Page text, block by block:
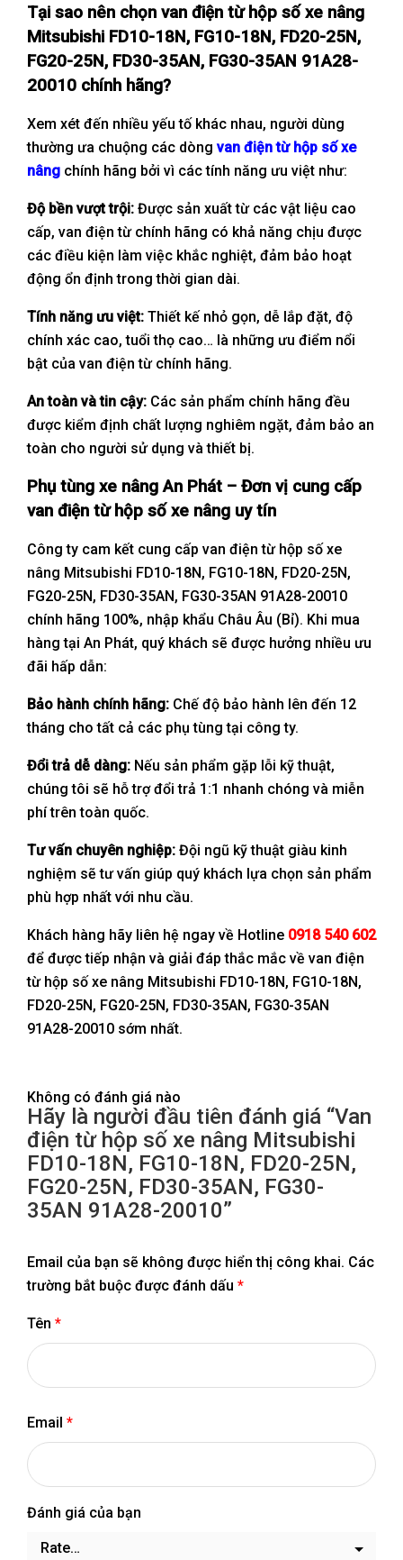
Tại sao nên chọn van điện từ hộp số xe nâng
Mitsubishi FD10-18N, FG10-18N, FD20-25N,
FG20-25N, FD30-35AN, FG30-35AN 91A28-
20010 chính hãng?
Xem xét đến nhiều yếu tố khác nhau, người dùng
thường ưa chuộng các dòng van điện từ hộp số xe
nâng chính hãng bởi vì các tính năng ưu việt như:
Độ bền vượt trội: Được sản xuất từ các vật liệu cao
cấp, van điện từ chính hãng có khả năng chịu được
các điều kiện làm việc khắc nghiệt, đảm bảo hoạt
động ổn định trong thời gian dài.
Tính năng ưu việt: Thiết kế nhỏ gọn, dễ lắp đặt, độ
chính xác cao, tuổi thọ cao… là những ưu điểm nổi
bật của van điện từ chính hãng.
An toàn và tin cậy: Các sản phẩm chính hãng đều
được kiểm định chất lượng nghiêm ngặt, đảm bảo an
toàn cho người sử dụng và thiết bị.
Phụ tùng xe nâng An Phát – Đơn vị cung cấp
van điện từ hộp số xe nâng uy tín
Công ty cam kết cung cấp van điện từ hộp số xe
nâng Mitsubishi FD10-18N, FG10-18N, FD20-25N,
FG20-25N, FD30-35AN, FG30-35AN 91A28-20010
chính hãng 100%, nhập khẩu Châu Âu (Bỉ). Khi mua
hàng tại An Phát, quý khách sẽ được hưởng nhiều ưu
đãi hấp dẫn:
Bảo hành chính hãng: Chế độ bảo hành lên đến 12
tháng cho tất cả các phụ tùng tại công ty.
Đổi trả dễ dàng: Nếu sản phẩm gặp lỗi kỹ thuật,
chúng tôi sẽ hỗ trợ đổi trả 1:1 nhanh chóng và miễn
phí trên toàn quốc.
Tư vấn chuyên nghiệp: Đội ngũ kỹ thuật giàu kinh
nghiệm sẽ tư vấn giúp quý khách lựa chọn sản phẩm
phù hợp nhất với nhu cầu.
Khách hàng hãy liên hệ ngay về Hotline 0918 540 602
để được tiếp nhận và giải đáp thắc mắc về van điện
từ hộp số xe nâng Mitsubishi FD10-18N, FG10-18N,
FD20-25N, FG20-25N, FD30-35AN, FG30-35AN
91A28-20010 sớm nhất.
Không có đánh giá nào
Hãy là người đầu tiên đánh giá “Van
điện từ hộp số xe nâng Mitsubishi
FD10-18N, FG10-18N, FD20-25N,
FG20-25N, FD30-35AN, FG30-
35AN 91A28-20010”
Email của bạn sẽ không được hiển thị công khai. Các
trường bắt buộc được đánh dấu *
Tên *
Email *
Đánh giá của bạn